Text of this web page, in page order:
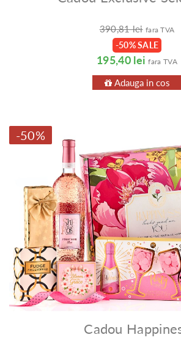
390,81 lei fara TVA
-50% SALE
195,40 lei fara TVA
Adauga in cos
-50%
Cadou